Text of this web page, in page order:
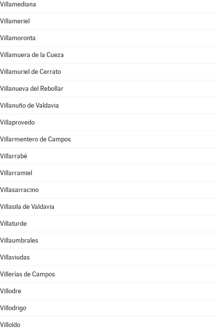
Villamediana
Villameriel
Villamoronta
Villamuera de la Cueza
Villamuriel de Cerrato
Villanueva del Rebollar
Villanuño de Valdavia
Villaprovedo
Villarmentero de Campos
Villarrabé
Villarramiel
Villasarracino
Villasila de Valdavia
Villaturde
Villaumbrales
Villaviudas
Villerías de Campos
Villodre
Villodrigo
Villoldo